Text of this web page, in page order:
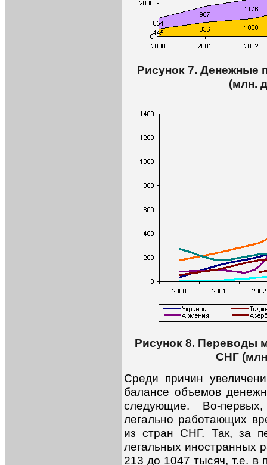
Рисунок 7. Денежные
(млн.
Рисунок 8. Переводы
СНГ
Среди причин
балансе объемов
следующие. Во-
легально работающих
из стран СНГ. Так, за
легальных иностранных
213 до 1047 тысяч, т.е. в